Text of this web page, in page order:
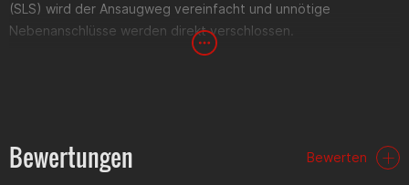
(SLS) wird der Ansaugweg vereinfacht und unnötige
Nebenanschlüsse werden direkt verschlossen.
der Vergaserabstimmung erforderlich.
Bewertungen Bewerten